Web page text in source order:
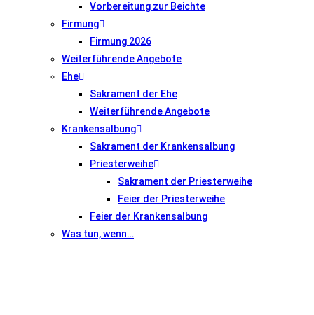
Vorbereitung zur Beichte
Firmung
Firmung 2026
Weiterführende Angebote
Ehe
Sakrament der Ehe
Weiterführende Angebote
Krankensalbung
Sakrament der Krankensalbung
Priesterweihe
Sakrament der Priesterweihe
Feier der Priesterweihe
Feier der Krankensalbung
Was tun, wenn…